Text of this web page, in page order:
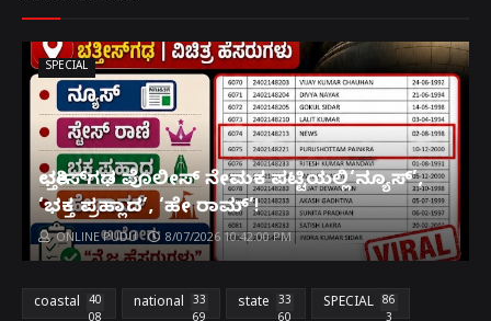
SPECIAL
ಛತ್ತೀಸ್‌ಗಢ ಪೊಲೀಸ್ ನೇಮಕ ಪಟ್ಟಿಯಲ್ಲಿ‘ನ್ಯೂಸ್’,
‘ಭಕ್ತ ಪ್ರಹ್ಲಾದ’, ‘ಹೇ ರಾಮ್’!
ONLINE PUDU 8/07/2026 10:42:00 PM
coastal
40
national
33
state
33
SPECIAL
86